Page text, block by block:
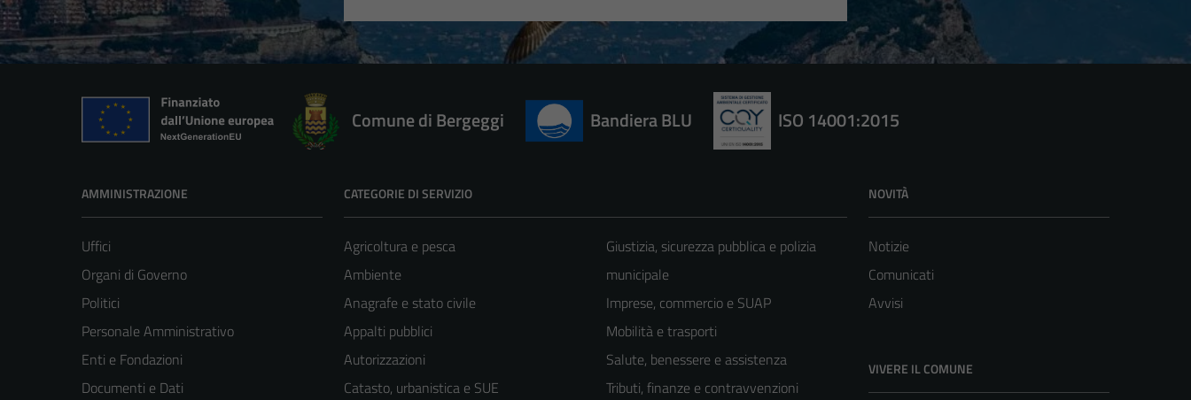
Comune di Bergeggi Bandiera BLU ISO 14001:2015
AMMINISTRAZIONE
Uffici
Organi di Governo
Politici
Personale Amministrativo
Enti e Fondazioni
Documenti e Dati
CATEGORIE DI SERVIZIO
Agricoltura e pesca
Ambiente
Anagrafe e stato civile
Appalti pubblici
Autorizzazioni
Catasto, urbanistica e SUE
Giustizia, sicurezza pubblica e polizia
municipale
Imprese, commercio e SUAP
Mobilità e trasporti
Salute, benessere e assistenza
Tributi, finanze e contravvenzioni
NOVITÀ
Notizie
Comunicati
Avvisi
VIVERE IL COMUNE